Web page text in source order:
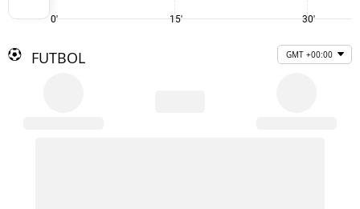
0' 15' 30'
FUTBOL GMT +00:00